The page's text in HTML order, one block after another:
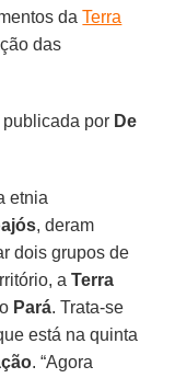
daTerra
das
publicada por De
etnia
, deram
dois grupos de
aTerra
Pará. Trata-se
está na quinta
. “Agora